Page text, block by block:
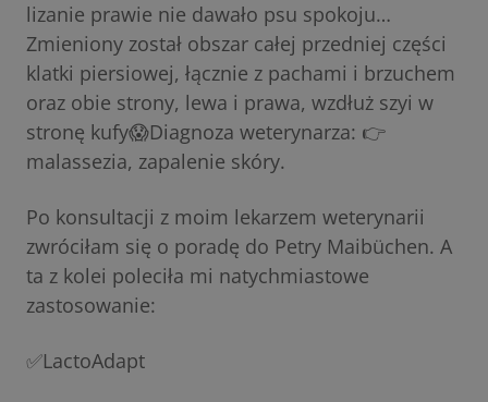
lizanie prawie nie dawało psu spokoju…
Zmieniony został obszar całej przedniej części
klatki piersiowej, łącznie z pachami i brzuchem
oraz obie strony, lewa i prawa, wzdłuż szyi w
stronę kufy😱Diagnoza weterynarza: 👉
malassezia, zapalenie skóry.
Po konsultacji z moim lekarzem weterynarii
zwróciłam się o poradę do Petry Maibüchen. A
ta z kolei poleciła mi natychmiastowe
zastosowanie:
✅LactoAdapt